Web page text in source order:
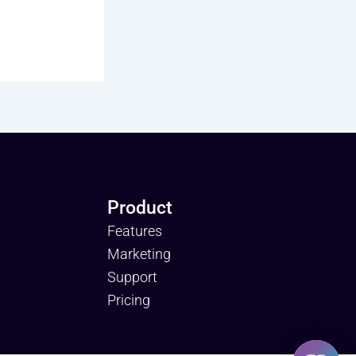
Product
Features
Marketing
Support
Pricing